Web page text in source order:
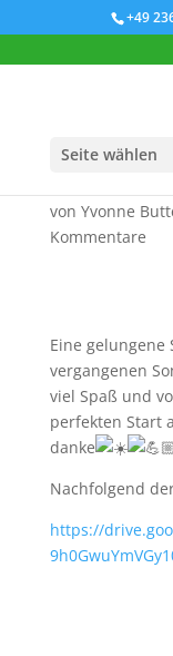
+49
Seite wählen
von Yvonne
Kommentare
Eine gelungene
vergangenen
viel Spaß und
perfekten Start
danke
Nachfolgend
https://